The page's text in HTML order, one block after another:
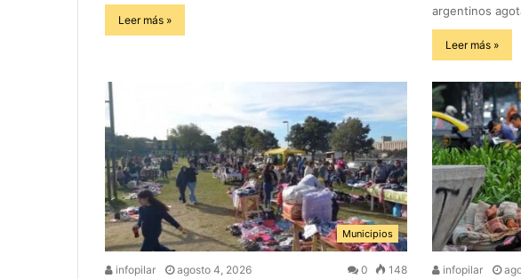
Leer más »
argentinos
Leer más »
Municipios
infopilar agosto 4, 2026 0 148 infopilar